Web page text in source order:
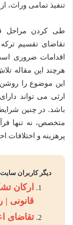
تنفیذ تمامی وراث،
طی کردن مراحل
تقاضای تقسیم
اقدامات ضروری
هرچند این مقاله
این موضوع را
ارثی می تواند
باشد. در چنین
متخصص، نه تنها
پرهزینه و اختلافات
دیگر کاربران
ارکان
قانونی |
تقاضای